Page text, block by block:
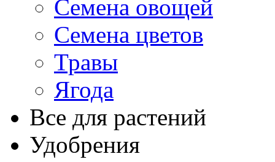
Семена овощей
Семена цветов
Травы
Ягода
Все для растений
Удобрения